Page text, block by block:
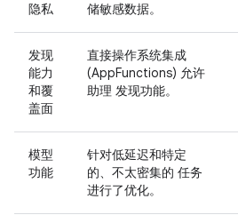
隐私
储敏感数据。
发现
能力
和覆
盖面
直接操作系统集成
(AppFunctions) 允许
助理 发现功能。
模型
功能
针对低延迟和特定
的、不太密集的 任务
进行了优化。